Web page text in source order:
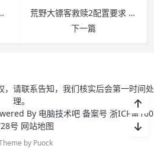
猎人崛起曙光新怪物
荒野大镖客救赎2配置要求 荒野大镖客2救赎2配置
下一篇
请联系告知，我们核实后会第一时间处
理。
By 电脑技术吧 备案号 浙ICP备160
号 网站地图
by Puock